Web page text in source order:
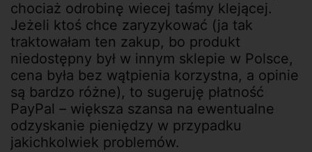
chociaż odrobinę wiecej taśmy klejącej.
Jeżeli ktoś chce zaryzykować (ja tak
traktowałam ten zakup, bo produkt
niedostępny był w innym sklepie w Polsce,
cena była bez wątpienia korzystna, a opinie
są bardzo różne), to sugeruję płatność
PayPal – większa szansa na ewentualne
odzyskanie pieniędzy w przypadku
jakichkolwiek problemów.